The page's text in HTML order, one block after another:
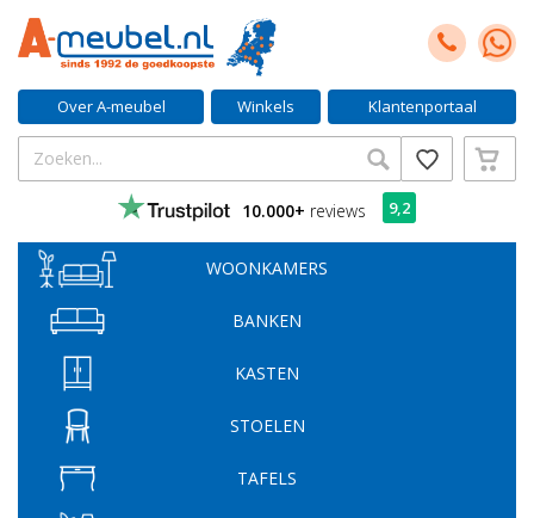
Over A-meubel Winkels Klantenportaal
10.000+ reviews 9,2
WOONKAMERS
BANKEN
KASTEN
STOELEN
TAFELS